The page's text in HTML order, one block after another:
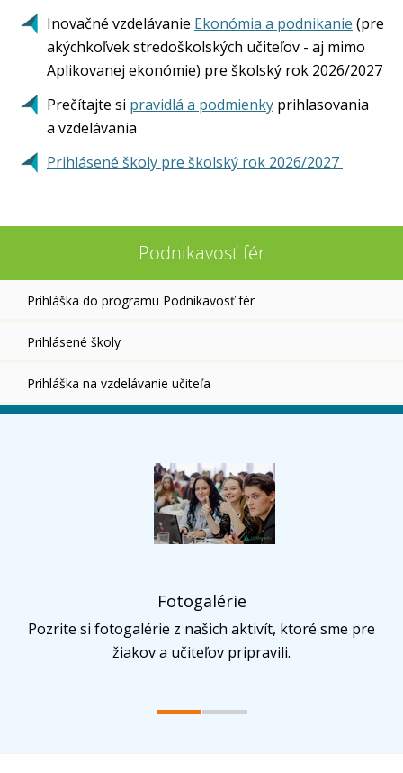
Inovačné vzdelávanie Ekonómia a podnikanie (pre
akýchkoľvek stredoškolských učiteľov - aj mimo
Aplikovanej ekonómie) pre školský rok 2026/2027
Prečítajte si pravidlá a podmienky prihlasovania
a vzdelávania
Prihlásené školy pre školský rok 2026/2027
Podnikavosť fér
Prihláška do programu Podnikavosť fér
Prihlásené školy
Prihláška na vzdelávanie učiteľa
Fotogalérie
Pozrite si fotogalérie z našich aktivít, ktoré sme pre
žiakov a učiteľov pripravili.